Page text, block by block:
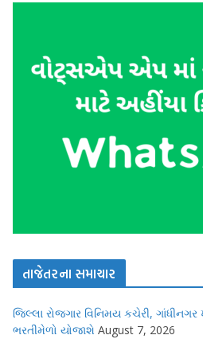
તાજેતરના સમાચાર
જિલ્લા રોજગાર વિનિમય કચેરી,
ભરતીમેળો યોજાશે August 7, 2026